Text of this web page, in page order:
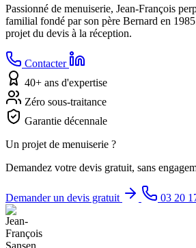
Passionné de menuiserie, Jean-François
familial fondé par son père Bernard en
projet du devis à la réception.
Contacter
40+ ans d'expertise
Zéro sous-traitance
Garantie décennale
Un projet de menuiserie ?
Demandez votre devis gratuit, sans
Demander un devis gratuit 03 20